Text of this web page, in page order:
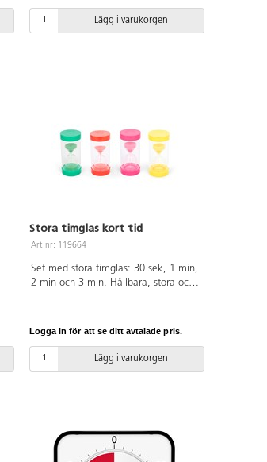
länge till" för att hålla fokus eller
använd för att minska konflikter om
Lägg i varukorgen
Stora timglas kort tid
Art.nr: 119664
Set med stora timglas: 30 sek, 1 min,
2 min och 3 min. Hållbara, stora och
tidsbegreppen för barnen. Perfekt för
Höjd: 16 cm. Från 3 år.
Logga in för att se ditt avtalade pris.
Lägg i varukorgen